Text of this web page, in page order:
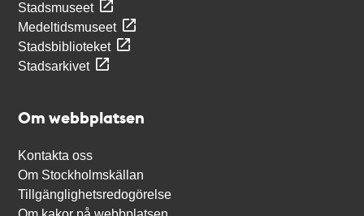
Stadsmuseet
Medeltidsmuseet
Stadsbiblioteket
Stadsarkivet
Om webbplatsen
Kontakta oss
Om Stockholmskällan
Tillgänglighetsredogörelse